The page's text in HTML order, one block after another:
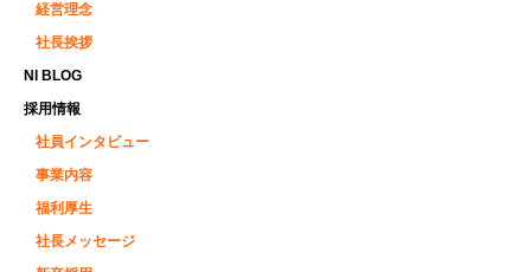
経営理念
社長挨拶
NI BLOG
採用情報
社員インタビュー
事業内容
福利厚生
社長メッセージ